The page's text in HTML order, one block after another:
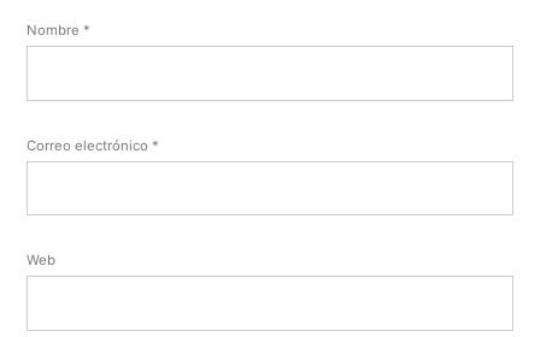
Nombre *
Correo electrónico *
Web